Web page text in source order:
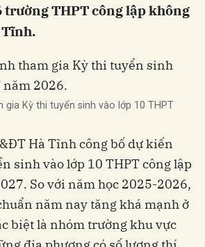
trường THPT công lập không
Tĩnh.
gia Kỳ thi tuyển sinh vào lớp 10 THPT
Hà Tĩnh công bố dự kiến
sinh vào lớp 10 THPT công lập
So với năm học 2025-2026,
năm nay tăng khá mạnh ở
biệt là nhóm trường khu vực